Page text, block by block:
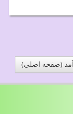
(صفحه اصلی)